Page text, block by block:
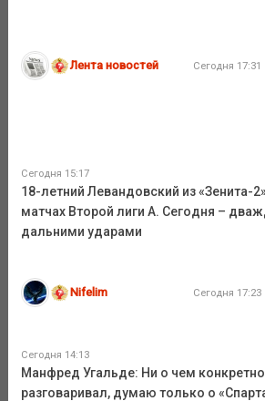
Лента новостей Сегодня 17:31
Сегодня 15:17
18-летний Левандовский из «Зенита-
матчах Второй лиги А. Сегодня –
дальними ударами
Nifelim Сегодня 17:23
Сегодня 14:13
Манфред Угальде: Ни о чем
разговаривал, думаю только о